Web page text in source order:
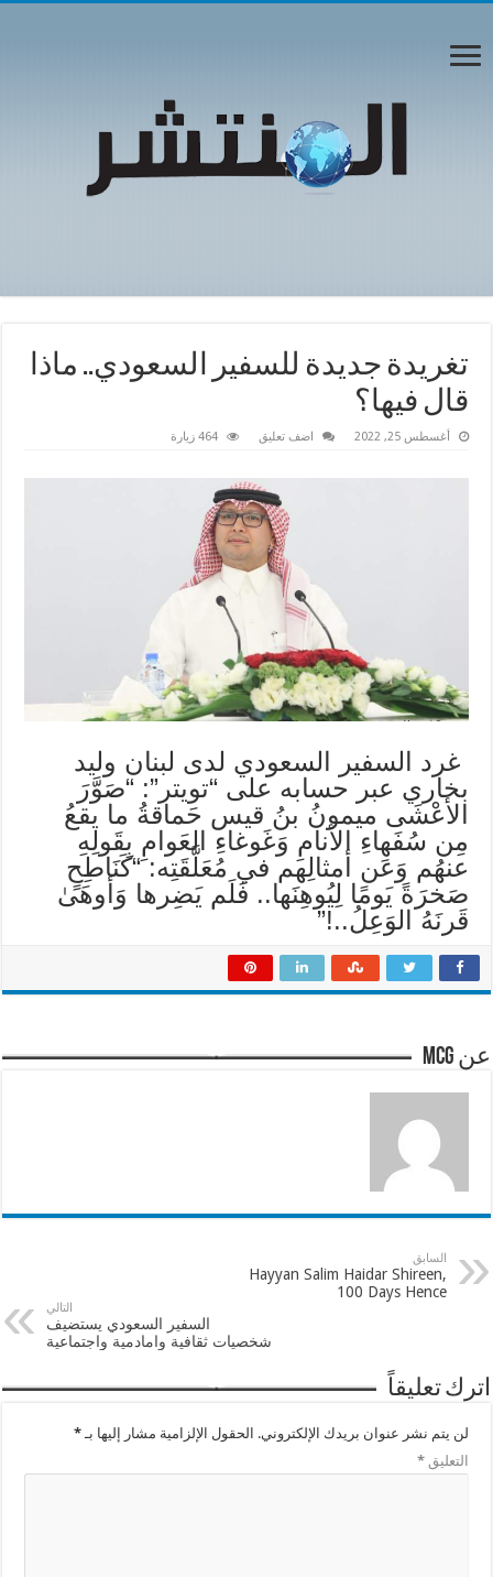
تغريدة جديدة للسفير السعودي.. ماذا
قال فيها؟
أغسطس 25, 2022 اضف تعليق 464 زيارة
غرد السفير السعودي لدى لبنان وليد
بخاري عبر حسابه على “تويتر”: “صَوَّرَ
الأعْشَى ميمونُ بنُ قيس حَماقةُ ما يقعُ
مِن سُفَهاءِ الأنامِ وَغَوغاءِ العَوامِ بِقَولِهِ
عنهُم وَعَن أمثالِهم في مُعَلَّقَتِه: “كَنَاطِحٍ
صَخرَةً يَومًا لِيُوهِنَها.. فَلَم يَضِرها وَأوهَىٰ
قَرنَهُ الوَعِلُ..!”
عن mcg
السابق
Hayyan Salim Haidar Shireen,
100 Days Hence
التالي
السفير السعودي يستضيف
شخصيات ثقافية وامادمية واجتماعية
اترك تعليقاً
لن يتم نشر عنوان بريدك الإلكتروني. الحقول الإلزامية مشار إليها بـ*
التعليق*